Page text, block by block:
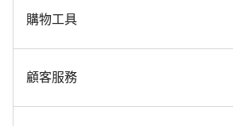
Canyon 工作一覽
Canyon 新聞室
最新消息 & 故事
Tips & Advice
購物工具
尋找夢想中的 Canyon
顧客服務